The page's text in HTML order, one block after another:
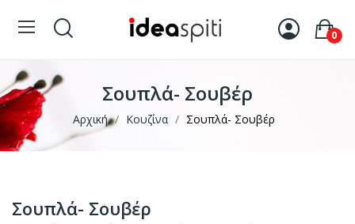
0
Σουπλά- Σουβέρ
Αρχική Κουζίνα Σουπλά- Σουβέρ
Σουπλά- Σουβέρ